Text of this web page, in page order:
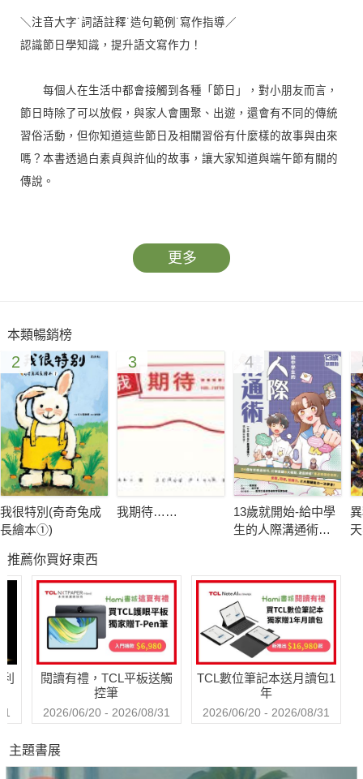
＼注音大字˙詞語註釋˙造句範例˙寫作指導／
認識節日學知識，提升語文寫作力！
每個人在生活中都會接觸到各種「節日」，對小朋友而言，
節日時除了可以放假，與家人會團聚、出遊，還會有不同的傳統
習俗活動，但你知道這些節日及相關習俗有什麼樣的故事與由來
嗎？本書透過白素貞與許仙的故事，讓大家知道與端午節有關的
傳說。
西湖邊的一場雨，讓白蛇化身的白娘子與許仙相識相戀，兩
人結為連理，過著安穩的生活。有一天，金山寺的高僧法海感受
與白娘子就此展開了一場大戰……
【從閱讀中提升語文能力】
本書讓孩子在閱讀生動有趣的節日故事同時，還能搭配注釋
學習精選詞彙；讀完故事後有「詞語庫」，統整故事中出現過的
詞彙，搭配例句讓印象更深刻；「寫作指導」點出故事中所使用
的寫作手法，用簡單輕鬆的方式帶領小朋友動筆寫寫看，接觸最
早的寫作啟蒙！
訂，並於文末撰寫導引文章，介紹如何使用故事中的寫作技巧，
並出題讓小朋友思考、下筆、增進寫作技巧，也練習表達自己的
★了解節日傳說及習俗由來，增加生活常識。
★全文附注音，搭配精選詞彙注釋，提升語文能力。
★附詞語庫，統整文中詞彙，搭配造句加深印象並學習應
更多
本類暢銷榜
2
我很特別(奇奇兔成
長繪本①)
3
我期待……
4
13歲就開始-給中學
生的人際溝通術：
開始學習！
推薦你買好東西
閱讀有禮，TCL平板送觸
控筆
2026/06/20 - 2026/08/31
TCL數位筆記本送月讀包1
年
2026/06/20 - 2026/08/31
主題書展